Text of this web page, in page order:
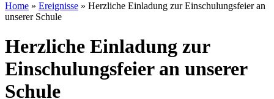
Home » Ereignisse » Herzliche Einladung zur Einschulungsfeier an
unserer Schule
Herzliche Einladung zur
Einschulungsfeier an unserer
Schule